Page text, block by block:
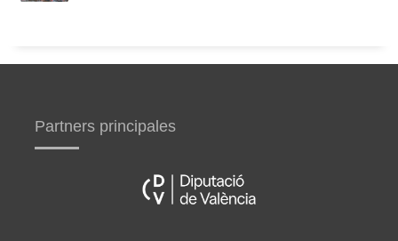
Partners principales